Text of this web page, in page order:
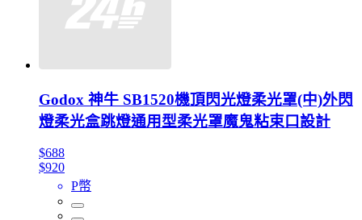
Godox 神牛 SB1520機頂閃光燈柔光罩(中)外閃
燈柔光盒跳燈通用型柔光罩魔鬼粘束口設計
$688
$920
P幣